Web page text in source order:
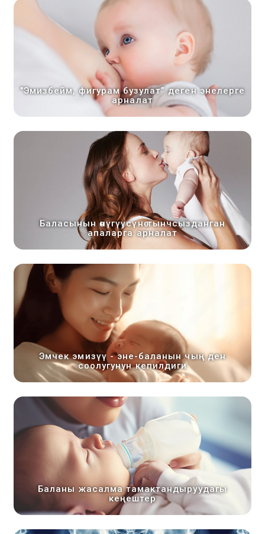
"Эмизбейм, фигурам бузулат” деген энелерге
арналат
Баласынын өнүгүүсүнө тынчсызданган
апаларга арналат
Эмчек эмизүү - эне-баланын чың ден
соолугунун кепилдиги
Баланы жасалма тамактандыруудагы
кеңештер